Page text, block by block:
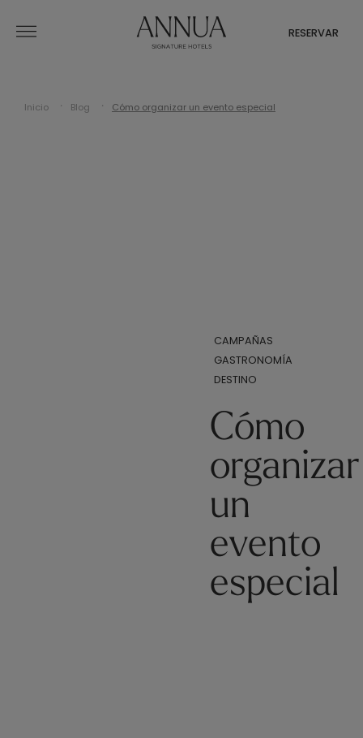
RESERVAR
Inicio Blog Cómo organizar un evento especial
CAMPAÑAS
GASTRONOMÍA
DESTINO
Cómo
organizar
un
evento
especial